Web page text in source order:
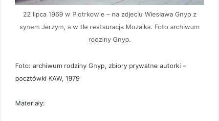
22 lipca 1969 w Piotrkowie – na zdjeciu Wiesława Gnyp z
synem Jerzym, a w tle restauracja Mozaika. Foto archiwum
rodziny Gnyp.
Foto: archiwum rodziny Gnyp, zbiory prywatne autorki –
pocztówki KAW, 1979
Materiały: